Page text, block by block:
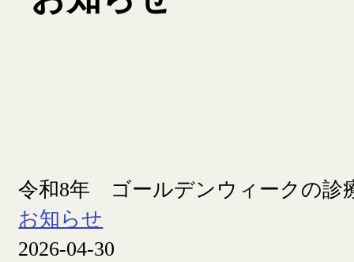
令和8年 ゴールデンウィークの診
お知らせ
2026-04-30